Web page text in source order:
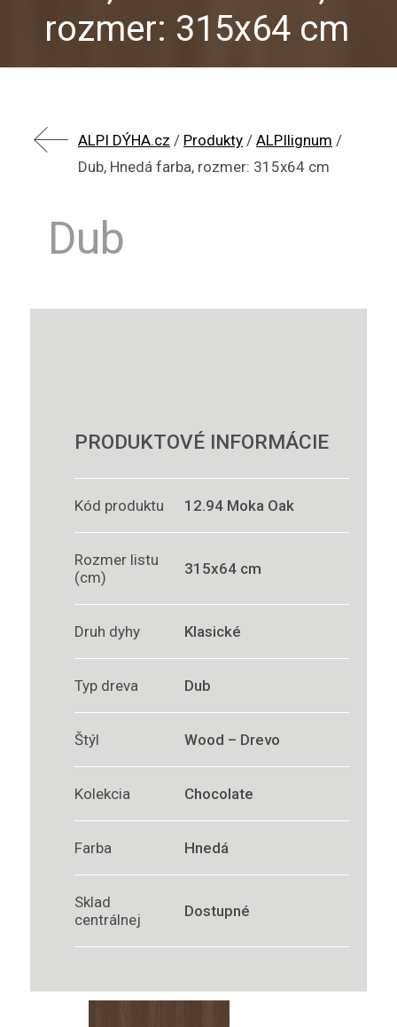
rozmer: 315x64 cm
ALPI DÝHA.cz / Produkty / ALPIlignum /
Dub, Hnedá farba, rozmer: 315x64 cm
Dub
PRODUKTOVÉ INFORMÁCIE
Kód produktu 12.94 Moka Oak
Rozmer listu
(cm)
315x64 cm
Druh dyhy Klasické
Typ dreva Dub
Štýl Wood – Drevo
Kolekcia Chocolate
Farba Hnedá
Sklad
centrálnej
Dostupné